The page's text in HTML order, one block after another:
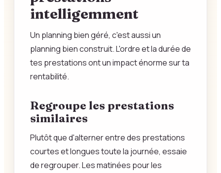
intelligemment
Un planning bien géré, c'est aussi un
planning bien construit. L'ordre et la durée de
tes prestations ont un impact énorme sur ta
rentabilité.
Regroupe les prestations
similaires
Plutôt que d'alterner entre des prestations
courtes et longues toute la journée, essaie
de regrouper. Les matinées pour les